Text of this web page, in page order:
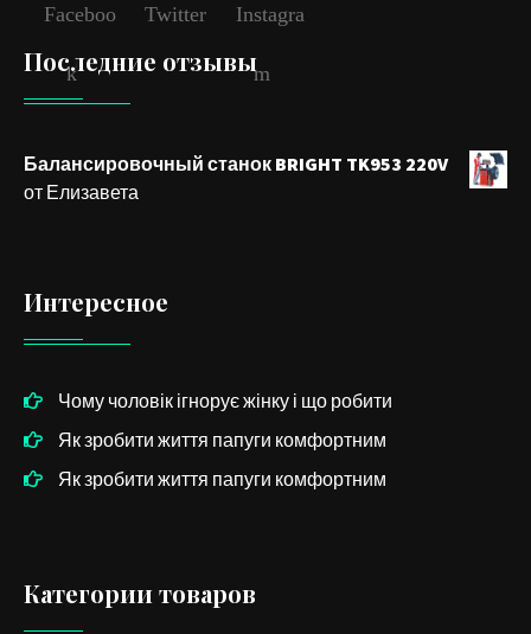
Faceboo
k
Twitter Instagra
m
Последние отзывы
Балансировочный станок BRIGHT TK953 220V
от Елизавета
Интересное
Чому чоловік ігнорує жінку і що робити
Як зробити життя папуги комфортним
Як зробити життя папуги комфортним
Категории товаров